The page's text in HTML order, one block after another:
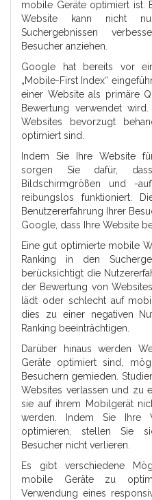
mobile Geräte optimiert ist.
Website kann nicht
Suchergebnissen
Besucher anziehen.
Google hat bereits vor
„Mobile-First Index“
einer Website als primäre
Bewertung verwendet
Websites bevorzugt
optimiert sind.
Indem Sie Ihre Website
sorgen Sie dafür,
Bildschirmgrößen und -
reibungslos funktioniert.
Benutzererfahrung Ihrer
Google, dass Ihre Website
Eine gut optimierte mobile
Ranking in den
berücksichtigt die
der Bewertung von
lädt oder schlecht auf
dies zu einer negativen
Ranking beeinträchtigen.
Darüber hinaus werden
Geräte optimiert sind,
Besuchern gemieden.
Websites verlassen und zu
sie auf ihrem Mobilgerät
werden. Indem Sie Ihre
optimieren, stellen Sie
Besucher nicht verlieren.
Es gibt verschiedene
mobile Geräte zu
Verwendung eines